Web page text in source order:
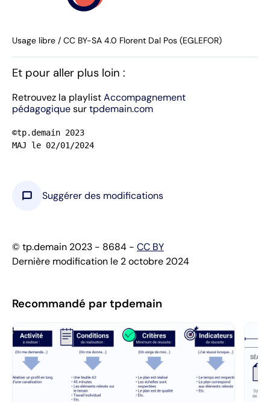
Usage libre / CC BY-SA 4.0 Florent Dal Pos (EGLEFOR)
Et pour aller plus loin :
Retrouvez la playlistAccompagnement
pédagogiquesurtpdemain.com
©tp.demain 2023
MAJ le 02/01/2024
chat_bubble Suggérer des modifications
© tp.demain 2023 - 8684 - CC BY
Dernière modification le 2 octobre 2024
Recommandé par tpdemain